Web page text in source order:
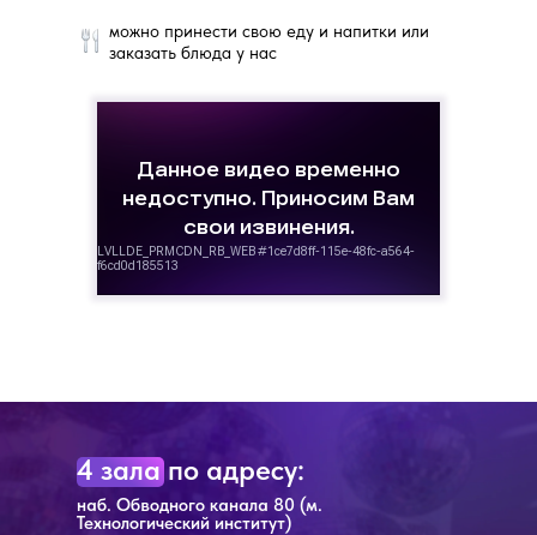
можно принести свою еду и напитки или
заказать блюда у нас
4 зала по адресу:
наб. Обводного канала 80 (м.
Технологический институт)